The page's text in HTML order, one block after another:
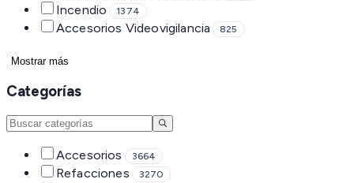
Incendio 1374
Accesorios Videovigilancia 825
Mostrar más
Categorías
Accesorios 3664
Refacciones 3270